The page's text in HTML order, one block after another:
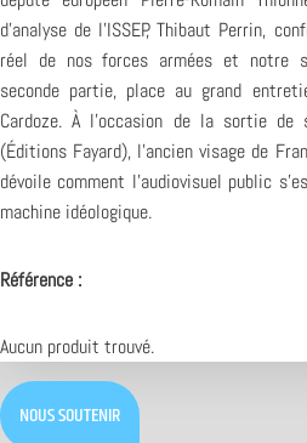
d’analyse de l’ISSEP, Thibaut Perrin,
réel de nos forces armées et notre
seconde partie, place au grand
Cardoze. À l’occasion de la sortie de
(Éditions Fayard), l’ancien visage de
dévoile comment l’audiovisuel public
machine idéologique.
Référence :
Aucun produit trouvé.
NOUS SOUTENIR